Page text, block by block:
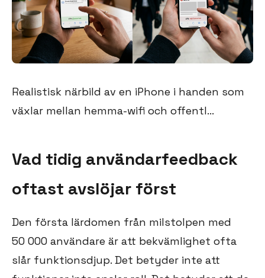
Realistisk närbild av en iPhone i handen som
växlar mellan hemma-wifi och offentl...
Vad tidig användarfeedback
oftast avslöjar först
Den första lärdomen från milstolpen med
50 000 användare är att bekvämlighet ofta
slår funktionsdjup. Det betyder inte att